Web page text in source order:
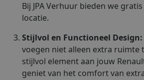
Bij JPA Verhuur bieden we
locatie.
Stijlvol en Functioneel Design:
voegen niet alleen extra ruimte
stijlvol element aan jouw
geniet van het comfort van